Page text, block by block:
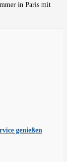
in Paris mit
genießen